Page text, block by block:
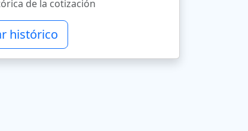
de la cotización
histórico